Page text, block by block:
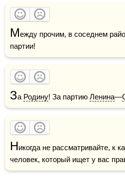
Между прочим, в соседнем
партии!
За Родину! За партию Ленина—
Никогда не рассматривайте, к
человек, который ищет у вас